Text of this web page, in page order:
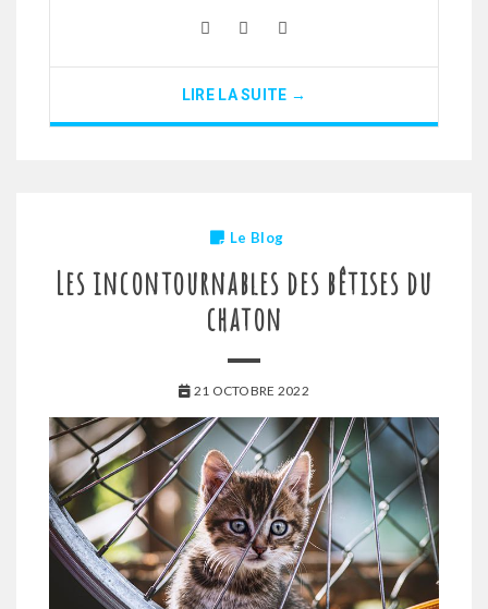
LIRE LA SUITE →
Le Blog
Les incontournables des bêtises du
chaton
21 OCTOBRE 2022